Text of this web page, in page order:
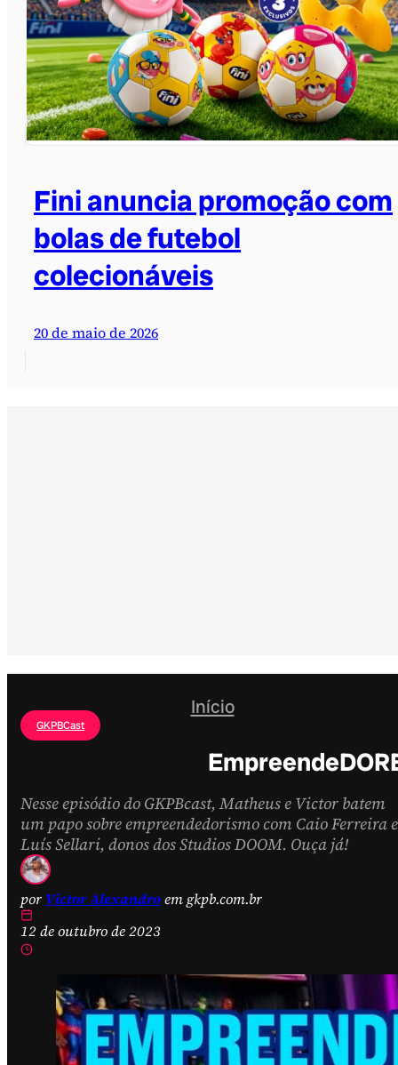
Fini anuncia promoção com
bolas de futebol
colecionáveis
20 de maio de 2026
Início
GKPBCast
Nesse episódio do GKPBcast, Matheus e Victor batem
um papo sobre empreendedorismo com Caio Ferreira e
Luís Sellari, donos dos Studios DOOM. Ouça já!
por Victor Alexandroem gkpb.com.br
12 de outubro de 2023